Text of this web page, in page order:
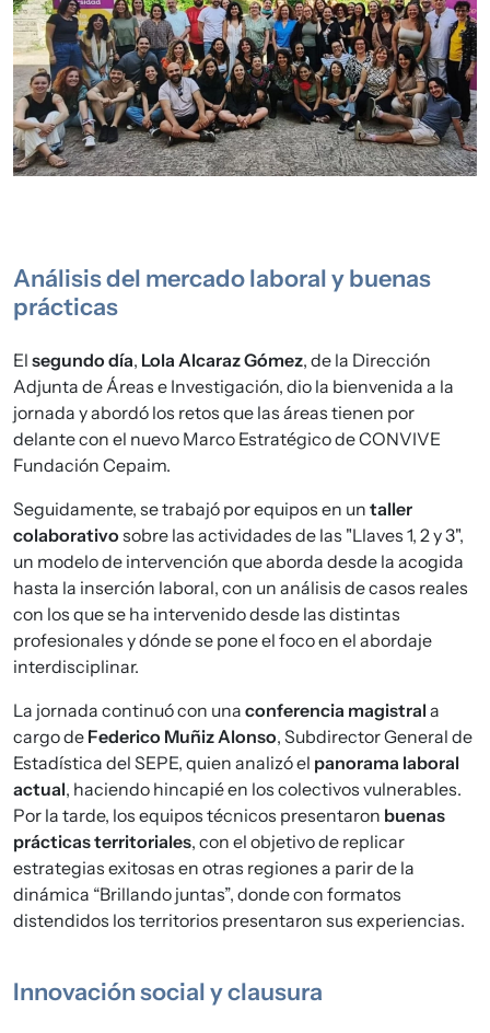
Análisis del mercado laboral y buenas
prácticas
El segundo día, Lola Alcaraz Gómez, de la Dirección
Adjunta de Áreas e Investigación, dio la bienvenida a la
jornada y abordó los retos que las áreas tienen por
delante con el nuevo Marco Estratégico de CONVIVE
Fundación Cepaim.
Seguidamente, se trabajó por equipos en un taller
colaborativo sobre las actividades de las "Llaves 1, 2 y 3",
un modelo de intervención que aborda desde la acogida
hasta la inserción laboral, con un análisis de casos reales
con los que se ha intervenido desde las distintas
profesionales y dónde se pone el foco en el abordaje
interdisciplinar.
La jornada continuó con una conferencia magistral a
cargo de Federico Muñiz Alonso, Subdirector General de
Estadística del SEPE, quien analizó el panorama laboral
actual, haciendo hincapié en los colectivos vulnerables.
Por la tarde, los equipos técnicos presentaron buenas
prácticas territoriales, con el objetivo de replicar
estrategias exitosas en otras regiones a parir de la
dinámica “Brillando juntas”, donde con formatos
distendidos los territorios presentaron sus experiencias.
Innovación social y clausura